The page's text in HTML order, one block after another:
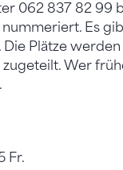
062 837 82 99
nummeriert. Es
Die Plätze
Wer
Fr.